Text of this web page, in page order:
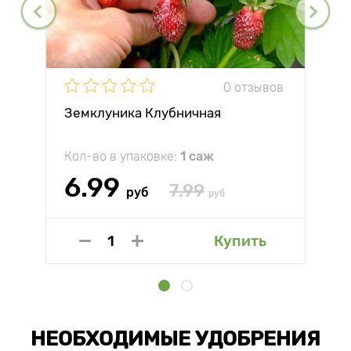
0 отзывов
Земклуника Клубничная
Кол-во в упаковке: 1 саж
6.99 руб 7.99 руб
Купить
НЕОБХОДИМЫЕ УДОБРЕНИЯ